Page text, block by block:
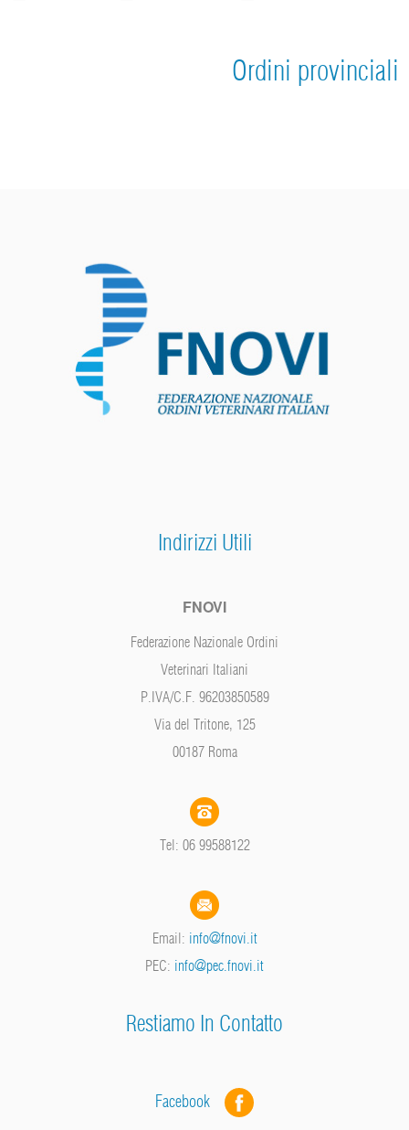
Ordini provinciali
Indirizzi Utili
FNOVI
Federazione Nazionale Ordini
Veterinari Italiani
P.IVA/C.F. 96203850589
Via del Tritone, 125
00187 Roma
Tel: 06 99588122
Email: info@fnovi.it
PEC: info@pec.fnovi.it
Restiamo In Contatto
Facebook